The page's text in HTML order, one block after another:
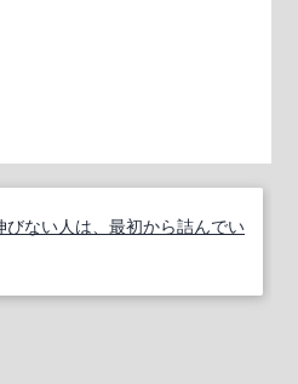
ない人は、最初から詰んでい